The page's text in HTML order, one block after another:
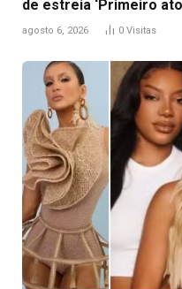
de estreia ‘Primeiro
agosto 6, 2026 0 Visitas